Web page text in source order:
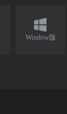

Window版